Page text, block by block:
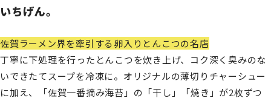
いちげん。
佐賀ラーメン界を牽引する卵入りとんこつの名店
丁寧に下処理を行ったとんこつを炊き上げ、コク深く臭みのな
いできたてスープを冷凍に。オリジナルの薄切りチャーシュー
に加え、「佐賀一番摘み海苔」の「干し」「焼き」が2枚ずつ